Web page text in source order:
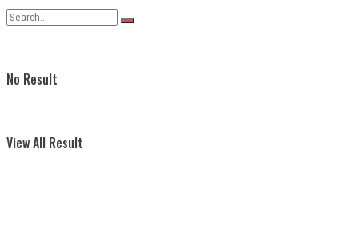
No Result
View All Result